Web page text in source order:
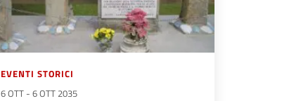
EVENTI STORICI
6 OTT - 6 OTT 2035